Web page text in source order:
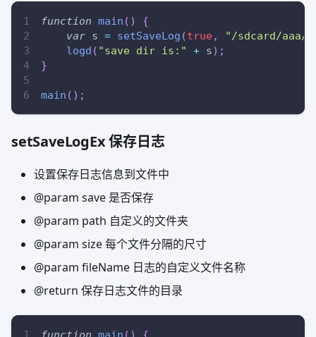
function main ( )
{
var s = setSaveLog (true, "/sdcard/aaa/"
logd ( "save dir is:" + s) ;
}
main ( ) ;
setSaveLogEx 保存日志
设置保存日志信息到文件中
@param save 是否保存
@param path 自定义的文件夹
@param size 每个文件分隔的尺寸
@param fileName 日志的自定义文件名称
@return 保存日志文件的目录
function main ( )
{